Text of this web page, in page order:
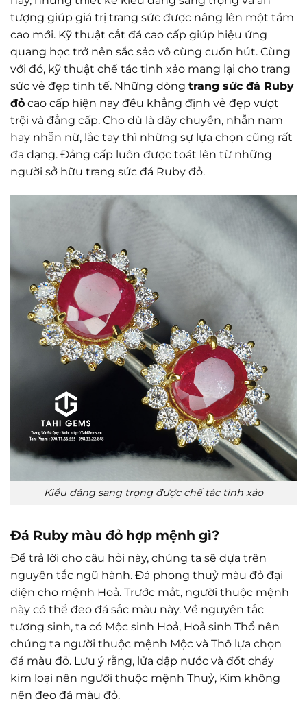
tượng giúp giá trị trang sức được nâng lên một tầm
cao mới. Kỹ thuật cắt đá cao cấp giúp hiệu ứng
quang học trở nên sắc sảo vô cùng cuốn hút. Cùng
với đó, kỹ thuật chế tác tinh xảo mang lại cho trang
sức vẻ đẹp tinh tế. Những dòng trang sức đá Ruby
đỏ cao cấp hiện nay đều khẳng định vẻ đẹp vượt
trội và đẳng cấp. Cho dù là dây chuyền, nhẫn nam
hay nhẫn nữ, lắc tay thì những sự lựa chọn cũng rất
đa dạng. Đẳng cấp luôn được toát lên từ những
người sở hữu trang sức đá Ruby đỏ.
Kiểu dáng sang trọng được chế tác tinh xảo
Đá Ruby màu đỏ hợp mệnh gì?
Để trả lời cho câu hỏi này, chúng ta sẽ dựa trên
nguyên tắc ngũ hành. Đá phong thuỷ màu đỏ đại
diện cho mệnh Hoả. Trước mắt, người thuộc mệnh
này có thể đeo đá sắc màu này. Về nguyên tắc
tương sinh, ta có Mộc sinh Hoả, Hoả sinh Thổ nên
chúng ta người thuộc mệnh Mộc và Thổ lựa chọn
đá màu đỏ. Lưu ý rằng, lửa dập nước và đốt cháy
kim loại nên người thuộc mệnh Thuỷ, Kim không
nên đeo đá màu đỏ.